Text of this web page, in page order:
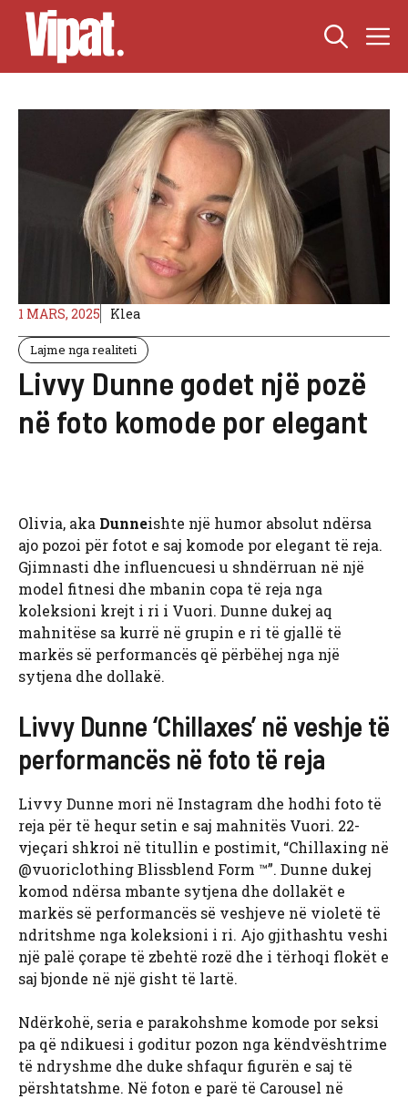
Skip
content
1 MARS, 2025 Klea
Lajme nga realiteti
Livvy Dunne godet një pozë
në foto komode por elegant
Olivia, aka Dunneishte një humor absolut ndërsa
ajo pozoi për fotot e saj komode por elegant të reja.
Gjimnasti dhe influencuesi u shndërruan në një
model fitnesi dhe mbanin copa të reja nga
koleksioni krejt i ri i Vuori. Dunne dukej aq
mahnitëse sa kurrë në grupin e ri të gjallë të
markës së performancës që përbëhej nga një
sytjena dhe dollakë.
Livvy Dunne ‘Chillaxes’ në veshje të
performancës në foto të reja
Livvy Dunne mori në Instagram dhe hodhi foto të
reja për të hequr setin e saj mahnitës Vuori. 22-
vjeçari shkroi në titullin e postimit, “Chillaxing në
@vuoriclothing Blissblend Form ™”. Dunne dukej
komod ndërsa mbante sytjena dhe dollakët e
markës së performancës së veshjeve në violetë të
ndritshme nga koleksioni i ri. Ajo gjithashtu veshi
një palë çorape të zbehtë rozë dhe i tërhoqi flokët e
saj bjonde në një gisht të lartë.
Ndërkohë, seria e parakohshme komode por seksi
pa që ndikuesi i goditur pozon nga këndvështrime
të ndryshme dhe duke shfaqur figurën e saj të
përshtatshme. Në foton e parë të Carousel në